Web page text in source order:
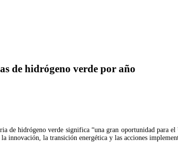
de hidrógeno verde por año
hidrógeno verde significa “una gran oportunidad para
la transición energética y las acciones